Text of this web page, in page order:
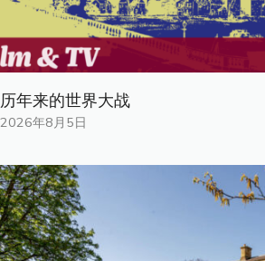
历年来的世界大战
2026年8月5日